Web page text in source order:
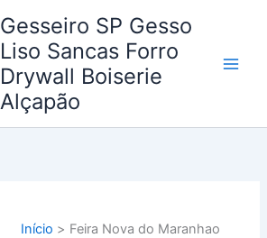
Gesseiro SP Gesso
Liso Sancas Forro
Drywall Boiserie
Alçapão
Início Feira Nova do Maranhao